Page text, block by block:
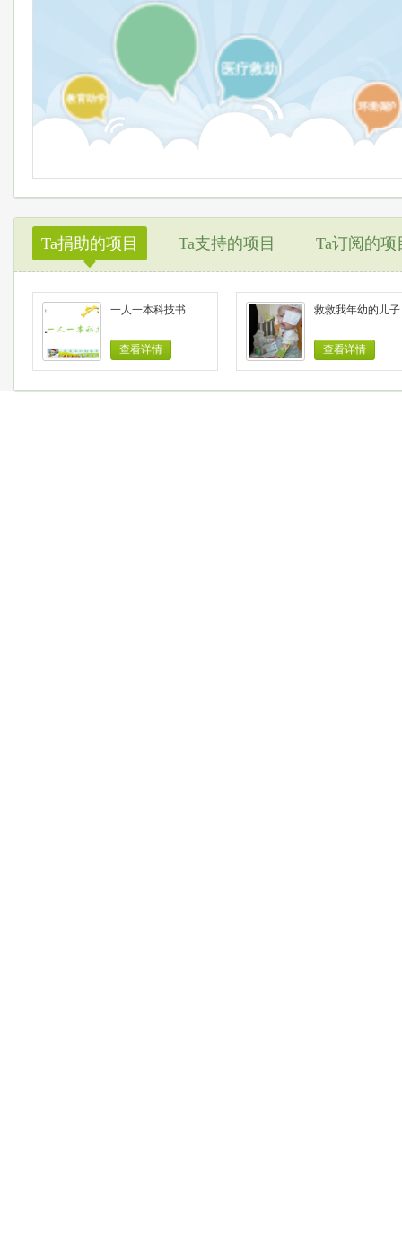
教育助学
环境保护
医疗救助
Ta捐助的项目
◆
Ta支持的项目 Ta订阅的项
一人一本科技书
查看详情
救救我年幼的儿子
查看详情